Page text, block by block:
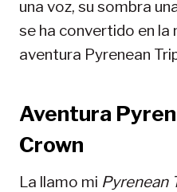
una voz, su sombra
se ha convertido en la
aventura Pyrenean
Aventura
Crown
La llamo mi Pyrenean